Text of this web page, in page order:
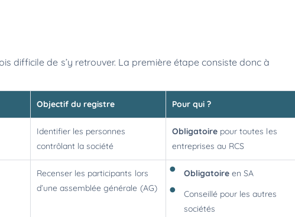
difficile de s’y retrouver. La première étape consiste donc à
Objectif du registre Pour qui ?
Identifier les personnes
contrôlant la société
Obligatoire pour toutes les
entreprises au RCS
Recenser les participants lors
d’une assemblée générale (AG)
Obligatoireen SA
Conseillé pour les autres
sociétés